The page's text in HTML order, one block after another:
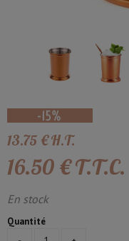
13.75 €H.T.
16.50 €T.T.C.
En stock
Quantité